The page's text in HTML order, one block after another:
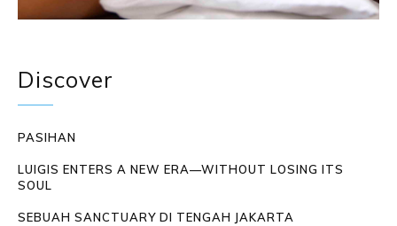
Discover
PASIHAN
LUIGIS ENTERS A NEW ERA—WITHOUT LOSING ITS
SOUL
SEBUAH SANCTUARY DI TENGAH JAKARTA